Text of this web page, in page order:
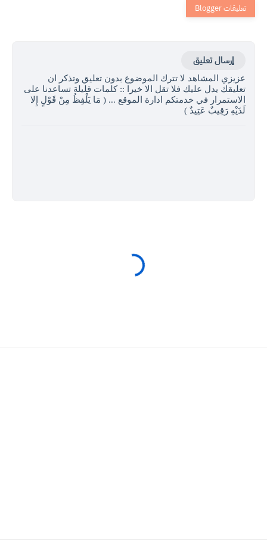
إرسال تعليق
عزيزي المشاهد لا تترك الموضوع بدون تعليق وتذكر ان
تعليقك يدل عليك فلا تقل الا خيرا :: كلمات قليلة تساعدنا على
الاستمرار في خدمتكم ادارة الموقع ... ( مَا يَلْفِظُ مِنْ قَوْلٍ إِلا
لَدَيْهِ رَقِيبٌ عَتِيدٌ )